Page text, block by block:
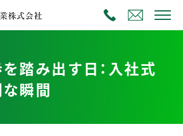
踏み出す日：入社式
瞬間